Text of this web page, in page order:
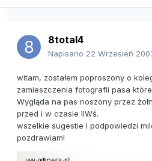
8total4
Napisano 22 Wrzesień
witam, zostałem poproszony o
zamieszczenia fotografii pasa
Wygląda na pas noszony przez
przed i w czasie IIWś.
wszelkie sugestie i podpowiedzi
pozdrawiam!